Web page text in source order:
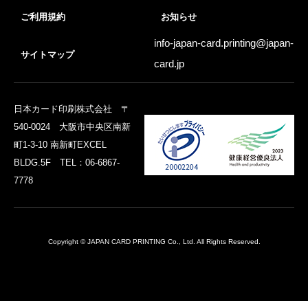
ご利用規約 お知らせ
サイトマップ
info-japan-card.printing@japan-
card.jp
日本カード印刷株式会社 〒
540-0024 大阪市中央区南新
町1-3-10 南新町EXCEL
BLDG.5F TEL：06-6867-
7778
Copyright © JAPAN CARD PRINTING Co., Ltd. All Rights Reserved.